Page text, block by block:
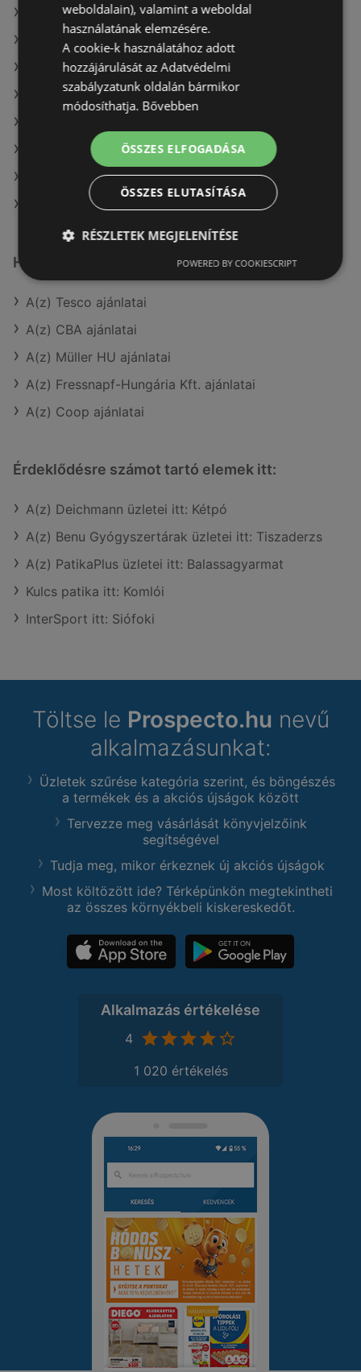
A(z) Fressnapf-Hungária Kft. ajánlatai
A(z) Interspar ajánlatai
A(z) COOP Szolnok Zrt. aktuális akciós újságjai
A(z) Privát aktuális akciós újságjai
A(z) Príma aktuális akciós újságjai
A(z) Müller HU aktuális akciós újságjai
A(z) Reál üzletei itt: Sopron-Fertődi
Hasonló kiskereskedők
A(z) Tesco ajánlatai
A(z) CBA ajánlatai
A(z) Müller HU ajánlatai
A(z) Fressnapf-Hungária Kft. ajánlatai
A(z) Coop ajánlatai
Érdeklődésre számot tartó elemek itt:
A(z) Deichmann üzletei itt: Kétpó
A(z) Benu Gyógyszertárak üzletei itt: Tiszaderzs
A(z) PatikaPlus üzletei itt: Balassagyarmat
Kulcs patika itt: Komlói
InterSport itt: Siófoki
Töltse le Prospecto.hu nevű
alkalmazásunkat:
Üzletek szűrése kategória szerint, és böngészés
a termékek és a akciós újságok között
Tervezze meg vásárlását könyvjelzőink
segítségével
Tudja meg, mikor érkeznek új akciós újságok
Most költözött ide? Térképünkön megtekintheti
az összes környékbeli kiskereskedőt.
Alkalmazás értékelése
4
1 020 értékelés
weboldalain), valamint a weboldal
használatának elemzésére.
A cookie-k használatához adott
hozzájárulását az Adatvédelmi
szabályzatunk oldalán bármikor
módosíthatja. Bővebben
ÖSSZES ELFOGADÁSA
ÖSSZES ELUTASÍTÁSA
RÉSZLETEK MEGJELENÍTÉSE
POWERED BY COOKIESCRIPT